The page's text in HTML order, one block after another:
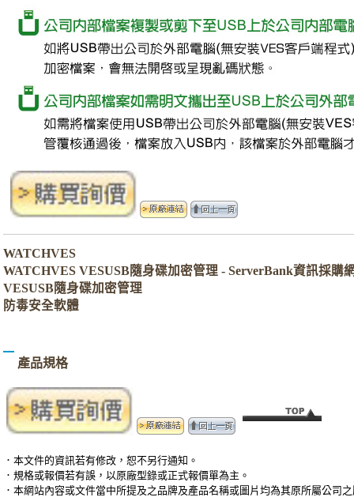
WATCHVES
WATCHVES VESUSB隨身碟加密管理 - ServerBank資訊採購
VESUSB隨身碟加密管理
防毒安全軟體
產品規格
．本文件的資訊若有修改，恕不另行通知。
．規格或報價若有誤，以原廠型錄或正式報價單為主。
．本網站內容或文件當中所提及之品牌及產品名稱或圖片均為其原所屬公司